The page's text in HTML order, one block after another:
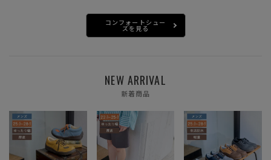
コンフォートシュー
ズを見る
NEW ARRIVAL
新着商品